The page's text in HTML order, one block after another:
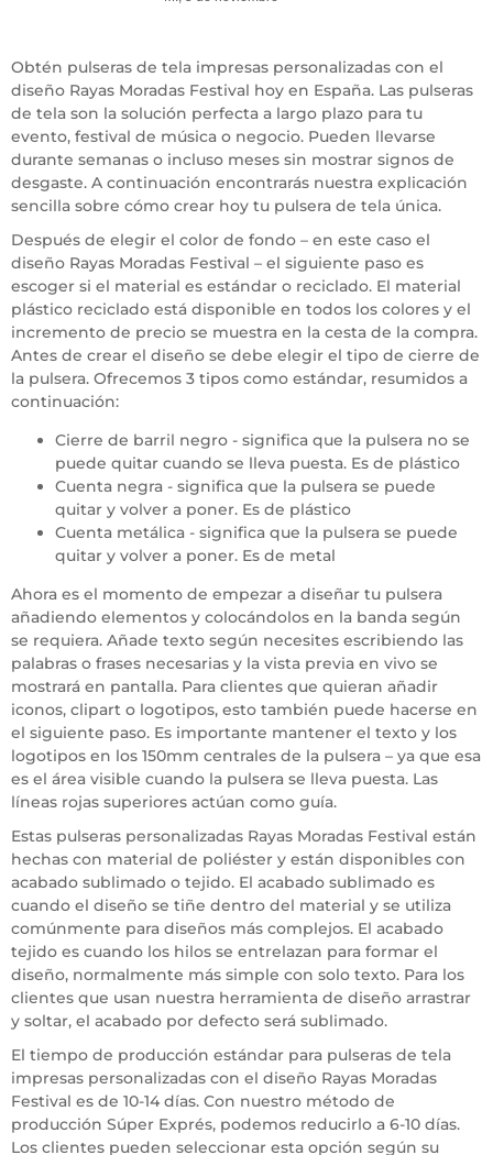
Obtén pulseras de tela impresas personalizadas con el
diseño Rayas Moradas Festival hoy en España. Las pulseras
de tela son la solución perfecta a largo plazo para tu
evento, festival de música o negocio. Pueden llevarse
durante semanas o incluso meses sin mostrar signos de
desgaste. A continuación encontrarás nuestra explicación
sencilla sobre cómo crear hoy tu pulsera de tela única.
Después de elegir el color de fondo – en este caso el
diseño Rayas Moradas Festival – el siguiente paso es
escoger si el material es estándar o reciclado. El material
plástico reciclado está disponible en todos los colores y el
incremento de precio se muestra en la cesta de la compra.
Antes de crear el diseño se debe elegir el tipo de cierre de
la pulsera. Ofrecemos 3 tipos como estándar, resumidos a
continuación:
Cierre de barril negro - significa que la pulsera no se
puede quitar cuando se lleva puesta. Es de plástico
Cuenta negra - significa que la pulsera se puede
quitar y volver a poner. Es de plástico
Cuenta metálica - significa que la pulsera se puede
quitar y volver a poner. Es de metal
Ahora es el momento de empezar a diseñar tu pulsera
añadiendo elementos y colocándolos en la banda según
se requiera. Añade texto según necesites escribiendo las
palabras o frases necesarias y la vista previa en vivo se
mostrará en pantalla. Para clientes que quieran añadir
iconos, clipart o logotipos, esto también puede hacerse en
el siguiente paso. Es importante mantener el texto y los
logotipos en los 150mm centrales de la pulsera – ya que esa
es el área visible cuando la pulsera se lleva puesta. Las
líneas rojas superiores actúan como guía.
Estas pulseras personalizadas Rayas Moradas Festival están
hechas con material de poliéster y están disponibles con
acabado sublimado o tejido. El acabado sublimado es
cuando el diseño se tiñe dentro del material y se utiliza
comúnmente para diseños más complejos. El acabado
tejido es cuando los hilos se entrelazan para formar el
diseño, normalmente más simple con solo texto. Para los
clientes que usan nuestra herramienta de diseño arrastrar
y soltar, el acabado por defecto será sublimado.
El tiempo de producción estándar para pulseras de tela
impresas personalizadas con el diseño Rayas Moradas
Festival es de 10-14 días. Con nuestro método de
producción Súper Exprés, podemos reducirlo a 6-10 días.
Los clientes pueden seleccionar esta opción según su